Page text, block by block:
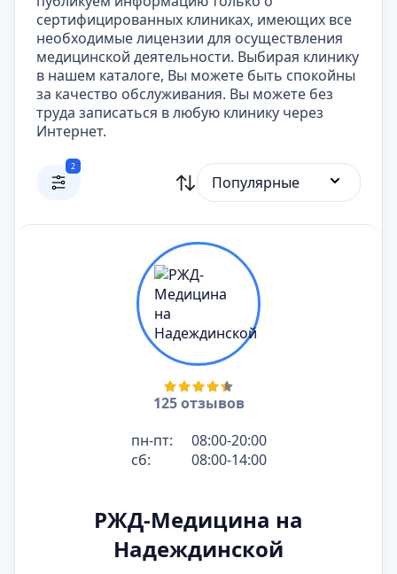
сертифицированных клиниках, имеющих все
необходимые лицензии для осуществления
медицинской деятельности. Выбирая клинику
в нашем каталоге, Вы можете быть спокойны
за качество обслуживания. Вы можете без
труда записаться в любую клинику через
Интернет.
2
Популярные
125 отзывов
пн-пт:
08:00-20:00
сб:
08:00-14:00
РЖД-Медицина на
Надеждинской